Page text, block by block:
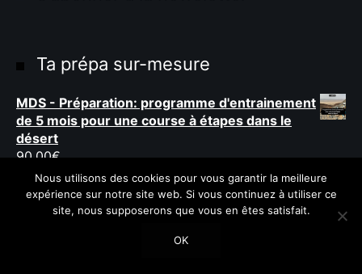
Ta prépa sur-mesure
MDS - Préparation: programme d'entrainement
de 5 mois pour une course à étapes dans le
désert
90,00€
Programme d'entraînement sur-mesure au
marathon (20 semaines)
€
BON CADEAU: Programme d’entraînement
Nous utilisons des cookies pour vous garantir la meilleure
expérience sur notre site web. Si vous continuez à utiliser ce
site, nous supposerons que vous en êtes satisfait.
OK